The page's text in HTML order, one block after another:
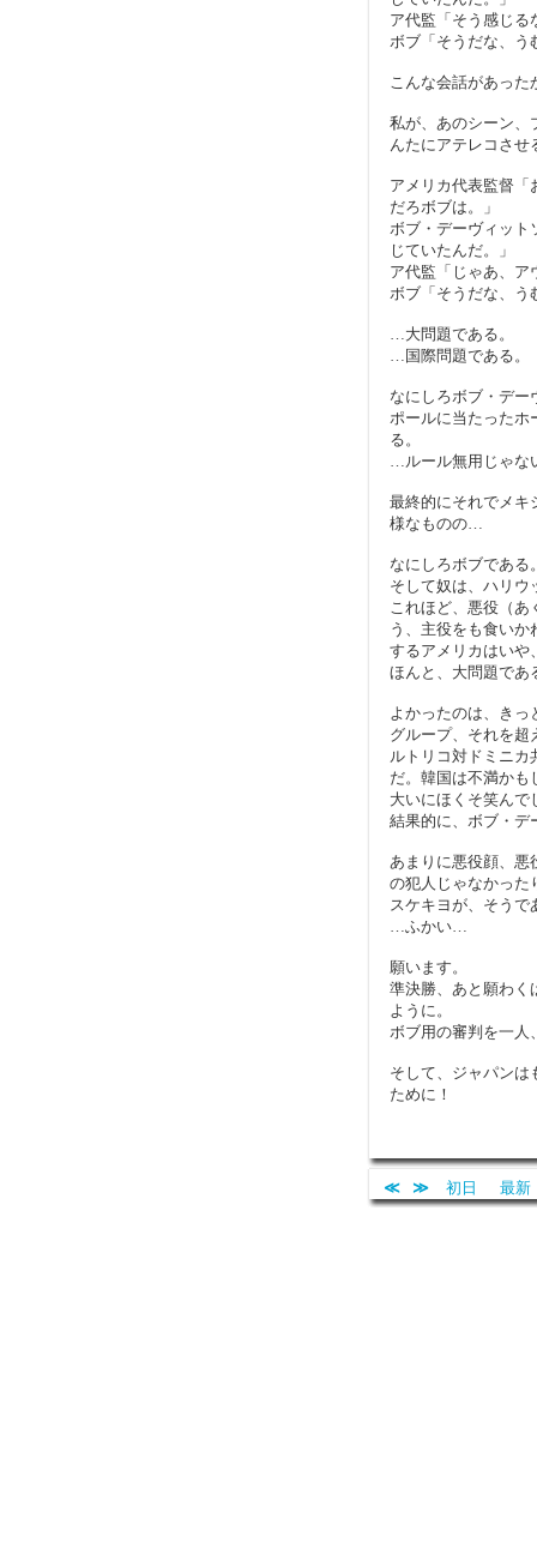
ア代監「そう感じる
ボブ「そうだな、う
こんな会話があっ
私が、あのシーン、
んたにアテレコさせ
アメリカ代表監督「
だろボブは。」
ボブ・デーヴィット
じていたんだ。」
ア代監「じゃあ、ア
ボブ「そうだな、う
…大問題である。
…国際問題である。
なにしろボブ・デー
ポールに当たったホ
る。
…ルール無用じゃな
最終的にそれでメキ
様なものの…
なにしろボブである
そして奴は、ハリウ
これほど、悪役（あ
う、主役をも食い
するアメリカはいや
ほんと、大問題であ
よかったのは、きっ
グループ、それを
ルトリコ対ドミニ
だ。韓国は不満かも
大いにほくそ笑んで
結果的に、ボブ・デ
あまりに悪役顔、悪
の犯人じゃなかった
スケキヨが、そうで
…ふかい…
願います。
準決勝、あと願わく
ように。
ボブ用の審判を一人
そして、ジャパンは
ために！
≪ ≫ 初日 最新